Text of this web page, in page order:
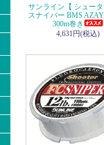
サンライン【 シュー
スナイパー BMS
300m巻き
4,631円(税込)